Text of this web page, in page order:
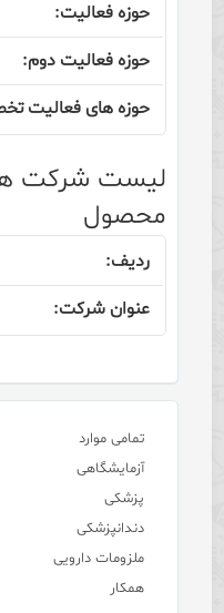
لیست شرکت
محصول
تمامی موارد
آزمایشگاهی
پزشکی
دندانپزشکی
ملزومات دارویی
همکار